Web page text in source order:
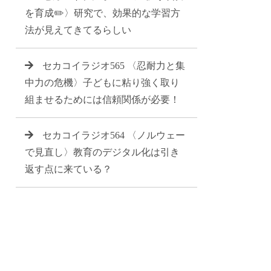
を育成✏️〉研究で、効果的な学習方
法が見えてきてるらしい
セカコイラジオ565 〈忍耐力と集
中力の危機〉子どもに粘り強く取り
組ませるためには信頼関係が必要！
セカコイラジオ564 〈ノルウェー
で見直し〉教育のデジタル化は引き
返す点に来ている？